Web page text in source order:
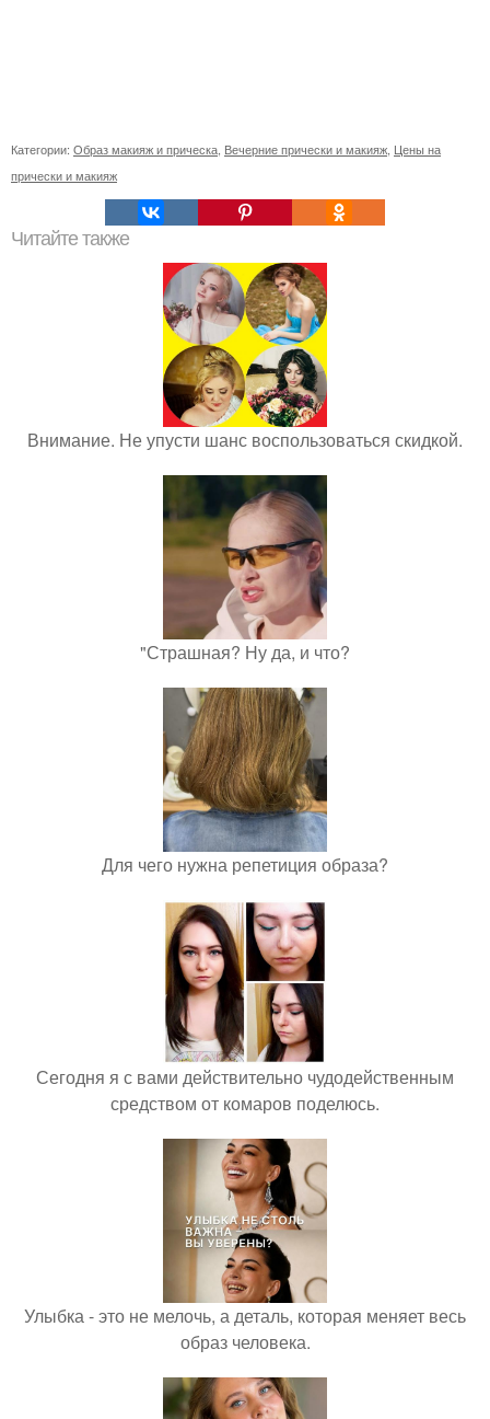
Категории: Образ макияж и прическа Вечерние прически и макияж Цены на
прически и макияж
Читайте также
Внимание. Не упусти шанс воспользоваться скидкой.
"Страшная? Ну да, и что?
Для чего нужна репетиция образа?
Сегодня я с вами действительно чудодейственным
средством от комаров поделюсь.
Улыбка - это не мелочь, а деталь, которая меняет весь
образ человека.